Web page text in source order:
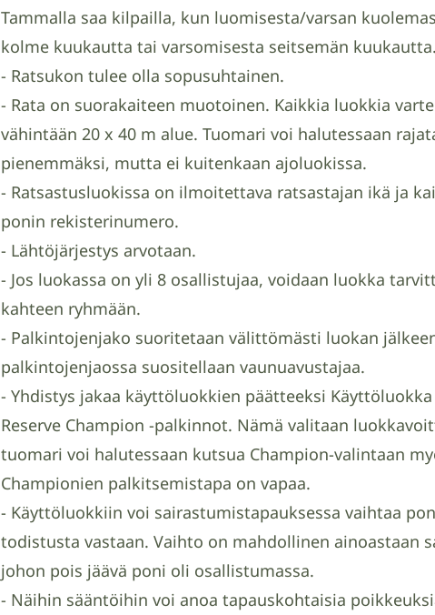
Tammalla saa kilpailla, kun luomisesta/varsan
kolme kuukautta tai varsomisesta seitsemän kuukautta.
- Ratsukon tulee olla sopusuhtainen.
- Rata on suorakaiteen muotoinen. Kaikkia luokkia
vähintään 20 x 40 m alue. Tuomari voi halutessaan
pienemmäksi, mutta ei kuitenkaan ajoluokissa.
- Ratsastusluokissa on ilmoitettava ratsastajan ikä ja
ponin rekisterinumero.
- Lähtöjärjestys arvotaan.
- Jos luokassa on yli 8 osallistujaa, voidaan luokka
kahteen ryhmään.
- Palkintojenjako suoritetaan välittömästi luokan
palkintojenjaossa suositellaan vaunuavustajaa.
- Yhdistys jakaa käyttöluokkien päätteeksi
Reserve Champion -palkinnot. Nämä valitaan
tuomari voi halutessaan kutsua Champion-valintaan
Championien palkitsemistapa on vapaa.
- Käyttöluokkiin voi sairastumistapauksessa vaihtaa
todistusta vastaan. Vaihto on mahdollinen ainoastaan
johon pois jäävä poni oli osallistumassa.
- Näihin sääntöihin voi anoa tapauskohtaisia